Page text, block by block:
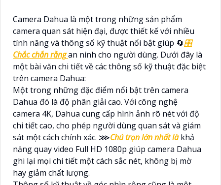
Camera Dahua là một trong những sản phẩm
camera quan sát hiện đại, được thiết kế với nhiều
tính năng và thông số kỹ thuật nổi bật giúp 🔄🎛
Chắc chắn rằngan ninh cho người dùng. Dưới đây là
một bài văn chi tiết về các thông số kỹ thuật đặc biệt
trên camera Dahua:
Một trong những đặc điểm nổi bật trên camera
Dahua đó là độ phân giải cao. Với công nghệ
camera 4K, Dahua cung cấp hình ảnh rõ nét với độ
chi tiết cao, cho phép người dùng quan sát và giám
sát một cách chính xác. ⋙Chú trọn lớn nhất làkhả
năng quay video Full HD 1080p giúp camera Dahua
ghi lại mọi chi tiết một cách sắc nét, không bị mờ
hay giảm chất lượng.